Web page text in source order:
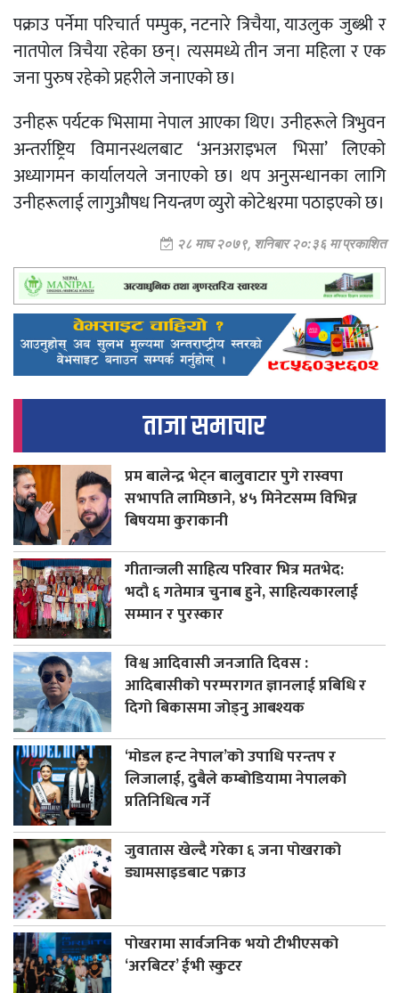
पक्राउ पर्नेमा परिचार्त पम्पुक, नटनारे त्रिचैया, याउलुक जुब्श्री र
नातपोल त्रिचैया रहेका छन्। त्यसमध्ये तीन जना महिला र एक
जना पुरुष रहेको प्रहरीले जनाएको छ।
उनीहरू पर्यटक भिसामा नेपाल आएका थिए। उनीहरूले त्रिभुवन
अन्तर्राष्ट्रिय विमानस्थलबाट ‘अनअराइभल भिसा’ लिएको
अध्यागमन कार्यालयले जनाएको छ। थप अनुसन्धानका लागि
उनीहरूलाई लागुऔषध नियन्त्रण व्युरो कोटेश्वरमा पठाइएको छ।
२८ माघ २०७९, शनिबार २०:३६ मा प्रकाशित
ताजा समाचार
प्रम बालेन्द्र भेट्न बालुवाटार पुगे रास्वपा
सभापति लामिछाने, ४५ मिनेटसम्म विभिन्न
बिषयमा कुराकानी
गीतान्जली साहित्य परिवार भित्र मतभेद:
भदौ ६ गतेमात्र चुनाब हुने, साहित्यकारलाई
सम्मान र पुरस्कार
विश्व आदिवासी जनजाति दिवस :
आदिबासीको परम्परागत ज्ञानलाई प्रबिधि र
दिगो बिकासमा जोड्नु आबश्यक
‘मोडल हन्ट नेपाल’को उपाधि परन्तप र
लिजालाई, दुबैले कम्बोडियामा नेपालको
प्रतिनिधित्व गर्ने
जुवातास खेल्दै गरेका ६ जना पोखराको
ड्यामसाइडबाट पक्राउ
पोखरामा सार्वजनिक भयो टीभीएसको
‘अरबिटर’ ईभी स्कुटर